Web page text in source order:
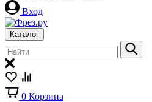
Вход
Каталог
0 Корзина